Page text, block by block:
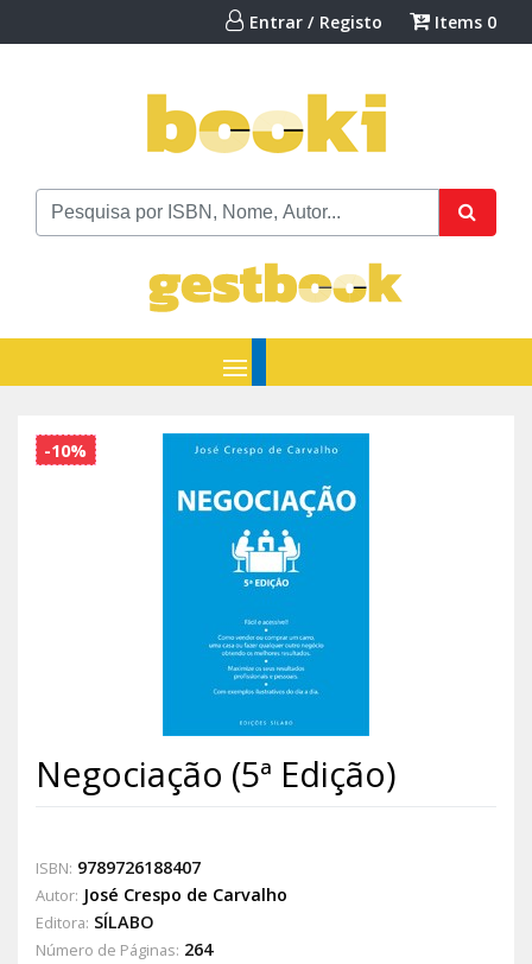
Entrar / Registo Items 0
-10%
Negociação (5ª Edição)
ISBN: 9789726188407
Autor: José Crespo de Carvalho
Editora: SÍLABO
Número de Páginas: 264